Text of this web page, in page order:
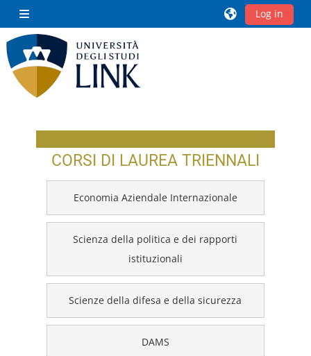
Zijpaneel
Log in
CORSI DI LAUREA TRIENNALI
Economia Aziendale Internazionale
Scienza della politica e dei rapporti
istituzionali
Scienze della difesa e della sicurezza
DAMS